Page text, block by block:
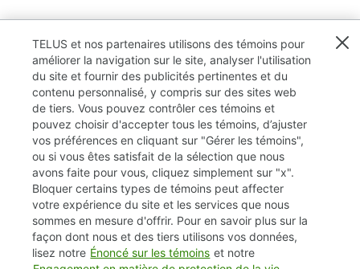
TELUS.com
Vie privée / Cookies (témoins)
Accessibilité
TELUS et nos partenaires utilisons des témoins pour
améliorer la navigation sur le site, analyser l'utilisation
du site et fournir des publicités pertinentes et du
contenu personnalisé, y compris sur des sites web
de tiers. Vous pouvez contrôler ces témoins et
pouvez choisir d'accepter tous les témoins, d’ajuster
vos préférences en cliquant sur "Gérer les témoins",
ou si vous êtes satisfait de la sélection que nous
avons faite pour vous, cliquez simplement sur "x".
Bloquer certains types de témoins peut affecter
votre expérience du site et les services que nous
sommes en mesure d'offrir. Pour en savoir plus sur la
façon dont nous et des tiers utilisons vos données,
lisez notre Énoncé sur les témoins et notre